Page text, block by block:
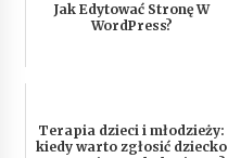
Jak Edytować Stronę W
WordPress?
Terapia dzieci i młodzieży:
kiedy warto zgłosić dziecko